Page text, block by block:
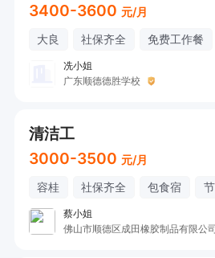
3400-3600 元/月
大良 社保齐全 免费工作餐
冼小姐
广东顺德德胜学校
清洁工
3000-3500 元/月
容桂 社保齐全 包食宿
蔡小姐
佛山市顺德区成田橡胶制品有限公司